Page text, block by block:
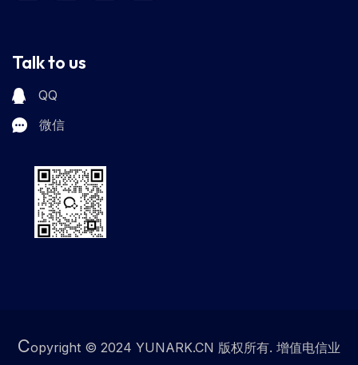
Talk to us
QQ
微信
Copyright © 2024 YUNARK.CN 版权所有. 增值电信业